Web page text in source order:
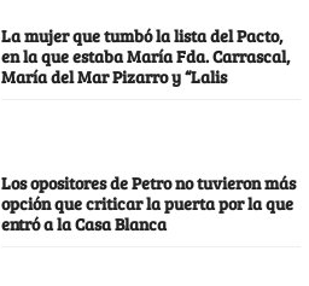
La mujer que tumbó la lista del Pacto,
en la que estaba María Fda. Carrascal,
María del Mar Pizarro y “Lalis
Los opositores de Petro no tuvieron más
opción que criticar la puerta por la que
entró a la Casa Blanca